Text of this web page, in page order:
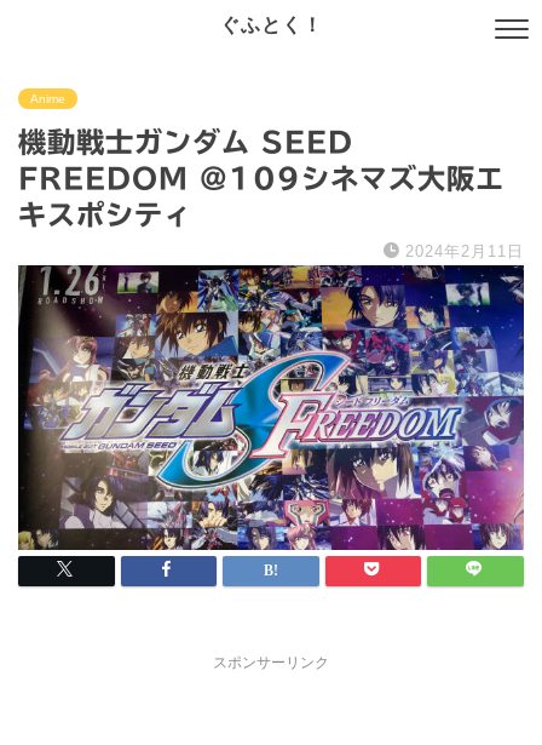
ぐふとく！
Anime
機動戦士ガンダム SEED
FREEDOM @109シネマズ大阪エ
キスポシティ
2024年2月11日
スポンサーリンク